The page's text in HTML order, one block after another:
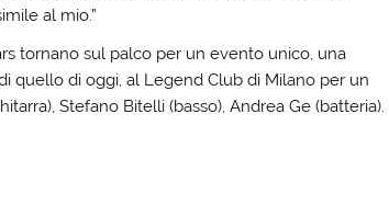
al mio.”
tornano sul palco per un evento unico, una
quello di oggi, al Legend Club di Milano per un
Stefano Bitelli (basso), Andrea Ge (batteria).